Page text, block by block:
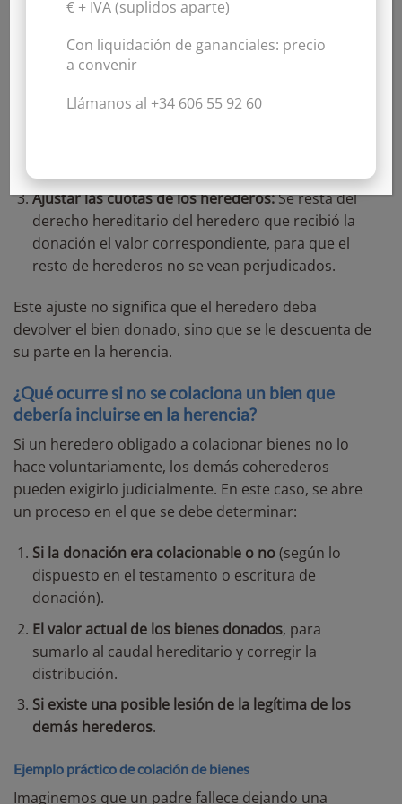
herencia el valor de la donación recibida
Valoración del bien donado:
Ajustar las cuotas de los herederos:Se resta del
derecho hereditario del heredero que recibió la
donación el valor correspondiente, para que el
resto de herederos no se vean perjudicados.
Este ajuste no significa que el heredero deba
devolver el bien donado, sino que se le descuenta de
su parte en la herencia.
¿Qué ocurre si no se colaciona un bien que
debería incluirse en la herencia?
Si un heredero obligado a colacionar bienes no lo
hace voluntariamente, los demás coherederos
pueden exigirlo judicialmente. En este caso, se abre
un proceso en el que se debe determinar:
Si la donación era colacionable o no(según lo
dispuesto en el testamento o escritura de
donación).
El valor actual de los bienes donados, para
sumarlo al caudal hereditario y corregir la
distribución.
Si existe una posible lesión de la legítima de los
demás herederos.
Ejemplo práctico de colación de bienes
Imaginemos que un padre fallece dejando una
€ + IVA(suplidos aparte)
Con liquidación de gananciales: precio
a convenir
Llámanos al +34 606 55 92 60